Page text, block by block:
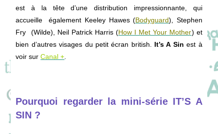
est à la tête d’une distribution impressionnante, qui
accueille également Keeley Hawes (Bodyguard), Stephen
Fry (Wilde), Neil Patrick Harris (How I Met Your Mother) et
bien d’autres visages du petit écran british. It’s A Sin est à
voir surCanal +
Pourquoi regarder la mini-série IT’S A
SIN ?